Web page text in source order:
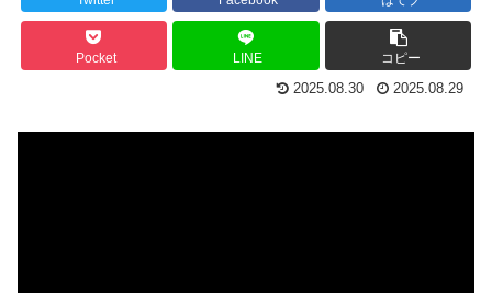
Pocket LINE コピー
2025.08.30 2025.08.29